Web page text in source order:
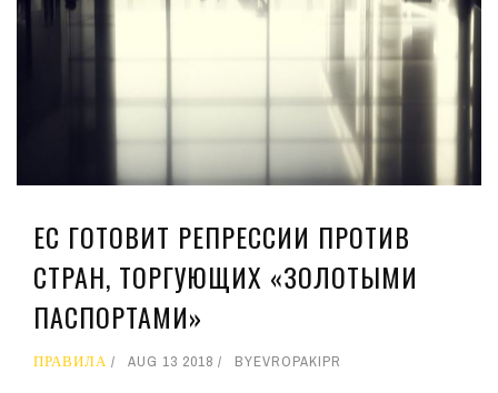
ЕС ГОТОВИТ РЕПРЕССИИ ПРОТИВ
СТРАН, ТОРГУЮЩИХ «ЗОЛОТЫМИ
ПАСПОРТАМИ»
ПРАВИЛА AUG 13 2018 BYEVROPAKIPR